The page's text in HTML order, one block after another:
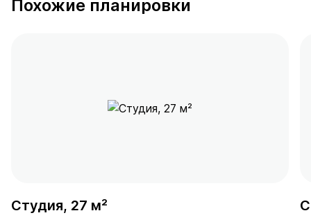
Похожие планировки
Студия, 27 м²